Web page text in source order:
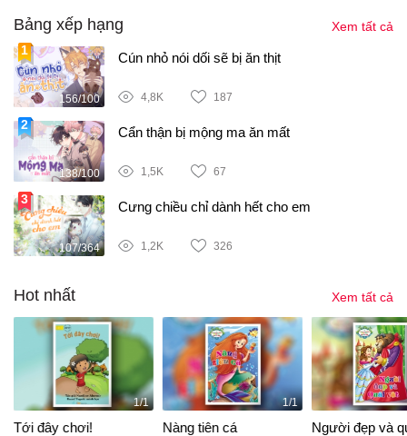
Bảng xếp hạng Xem tất cả
156/100
Cún nhỏ nói dối sẽ bị ăn thịt
4,8K 187
138/100
Cẩn thận bị mộng ma ăn mất
1,5K 67
107/364
Cưng chiều chỉ dành hết cho em
1,2K 326
Hot nhất Xem tất cả
1/1
Tới đây chơi!
1/1
Nàng tiên cá Người đẹp và